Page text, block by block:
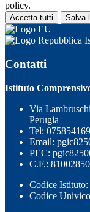
policy.
Accetta tutti Salva
Contatti
Istituto
Via
Perugia
Tel: 075854169
Email:
PEC:
C.F.:
Codice
Codice